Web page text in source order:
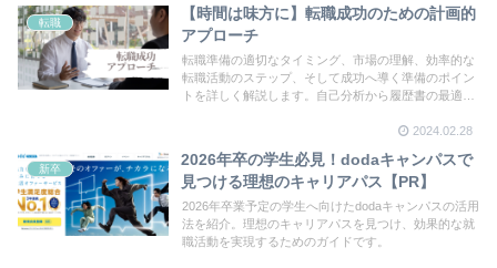
転職
【時間は味方に】転職成功のための計画的
アプローチ
転職準備の適切なタイミング、市場の理解、効率的な
転職活動のステップ、そして成功へ導く準備のポイン
トを詳しく解説します。自己分析から履歴書の最適
2024.02.28
新卒
2026年卒の学生必見！dodaキャンパスで
見つける理想のキャリアパス【PR】
2026年卒業予定の学生へ向けたdodaキャンパスの活用
法を紹介。理想のキャリアパスを見つけ、効果的な就
職活動を実現するためのガイドです。